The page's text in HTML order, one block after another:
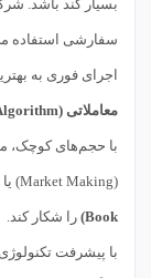
سفارشی استفاده
اجرای فوری به
معاملاتی (Trading Algorithm)
با حجم‌های کوچک،
(Market Making) یا حرکات کوچک قیمت در
Book) را شکار کند.
با پیشرفت